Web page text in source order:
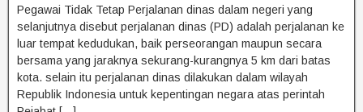
Pegawai Tidak Tetap Perjalanan dinas dalam negeri yang
selanjutnya disebut perjalanan dinas (PD) adalah perjalanan ke
luar tempat kedudukan, baik perseorangan maupun secara
bersama yang jaraknya sekurang-kurangnya 5 km dari batas
kota. selain itu perjalanan dinas dilakukan dalam wilayah
Republik Indonesia untuk kepentingan negara atas perintah